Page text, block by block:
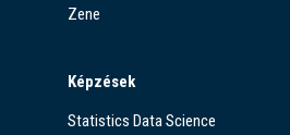
Zene
Képzések
Statistics Data Science